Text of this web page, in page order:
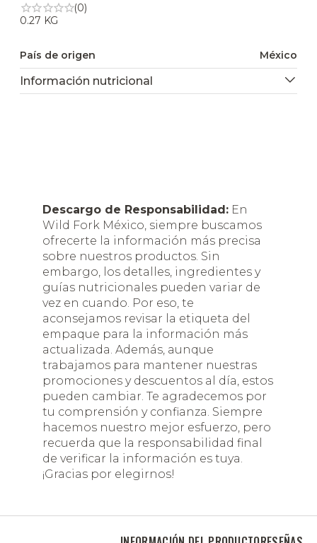
(0)
0.27 KG
País de origen México
Información nutricional
Descargo de Responsabilidad: En
Wild Fork México, siempre buscamos
ofrecerte la información más precisa
sobre nuestros productos. Sin
embargo, los detalles, ingredientes y
guías nutricionales pueden variar de
vez en cuando. Por eso, te
aconsejamos revisar la etiqueta del
empaque para la información más
actualizada. Además, aunque
trabajamos para mantener nuestras
promociones y descuentos al día, estos
pueden cambiar. Te agradecemos por
tu comprensión y confianza. Siempre
hacemos nuestro mejor esfuerzo, pero
recuerda que la responsabilidad final
de verificar la información es tuya.
¡Gracias por elegirnos!